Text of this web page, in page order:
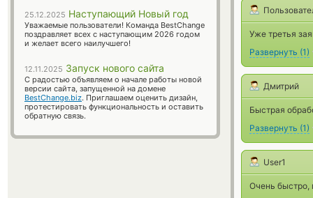
Уже третья
Развернуть (1)
Дмитрий
Быстрая
Развернуть (1)
User1
Очень быстро,
25.12.2025 Наступающий Новый год
Уважаемые пользователи! Команда BestChange
поздравляет всех с наступающим 2026 годом
и желает всего наилучшего!
12.11.2025 Запуск нового сайта
С радостью объявляем о начале работы новой
версии сайта, запущенной на домене
BestChange.biz. Приглашаем оценить дизайн,
протестировать функциональность и оставить
обратную связь.